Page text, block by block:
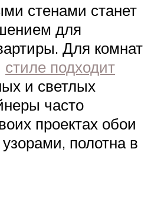
стенами станет
для
Для комнат
стиле подходит
и светлых
часто
проектах обои
полотна в